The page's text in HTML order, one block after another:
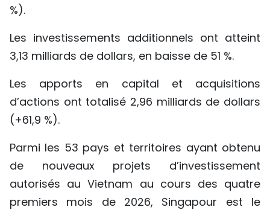
%).
Les investissements additionnels ont atteint
3,13 milliards de dollars, en baisse de 51 %.
Les apports en capital et acquisitions
d’actions ont totalisé 2,96 milliards de dollars
(+61,9 %).
Parmi les 53 pays et territoires ayant obtenu
de nouveaux projets d’investissement
autorisés au Vietnam au cours des quatre
premiers mois de 2026, Singapour est le